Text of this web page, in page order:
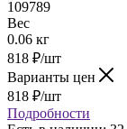
109789
Вес
0.06 кг
818 ₽/шт
Варианты цен
818 ₽/шт
Подробности